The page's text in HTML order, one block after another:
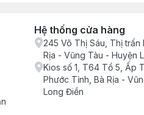
Hệ thống cửa hàng
245 Võ Thị Sáu, Thị trấn
Rịa - Vũng Tàu - Huyện
Kios số 1, T64 Tổ 5, Ấp
Phước Tỉnh, Bà Rịa -
Long Điền